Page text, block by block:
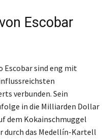
Escobar
Escobar sind eng mit
verbunden. Sein
in die Milliarden Dollar
dem Kokainschmuggel
durch das Medellín-Kartell